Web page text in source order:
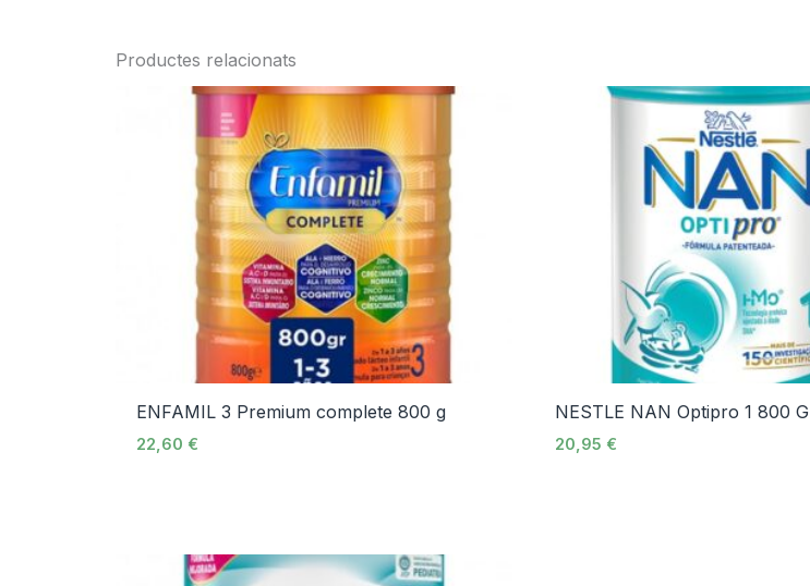
Productes relacionats
ENFAMIL 3 Premium complete 800 g
22,60 €
NESTLE NAN Optipro 1 800 G
20,95 €